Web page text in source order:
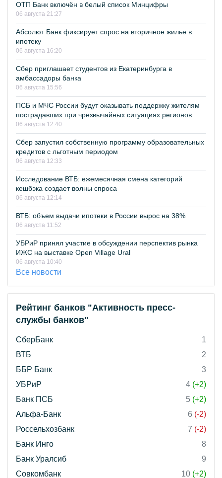
ОТП Банк включён в белый список Минцифры
06 августа 21:27
Абсолют Банк фиксирует спрос на вторичное жилье в
ипотеку
06 августа 16:20
Сбер приглашает студентов из Екатеринбурга в
амбассадоры банка
06 августа 15:56
ПСБ и МЧС России будут оказывать поддержку жителям
пострадавших при чрезвычайных ситуациях регионов
06 августа 12:40
Сбер запустил собственную программу образовательных
кредитов с льготным периодом
06 августа 12:33
Исследование ВТБ: ежемесячная смена категорий
кешбэка создает волны спроса
06 августа 12:14
ВТБ: объем выдачи ипотеки в России вырос на 38%
06 августа 11:52
УБРиР принял участие в обсуждении перспектив рынка
ИЖС на выставке Open Village Ural
06 августа 10:40
Все новости
Рейтинг банков "Активность пресс-
службы банков"
СберБанк
1
ВТБ
2
ББР Банк
3
УБРиР
4 (+2)
Банк ПСБ
5 (+2)
Альфа-Банк
6 (-2)
Россельхозбанк
7 (-2)
Банк Инго
8
Банк Уралсиб
9
Совкомбанк
10 (+2)